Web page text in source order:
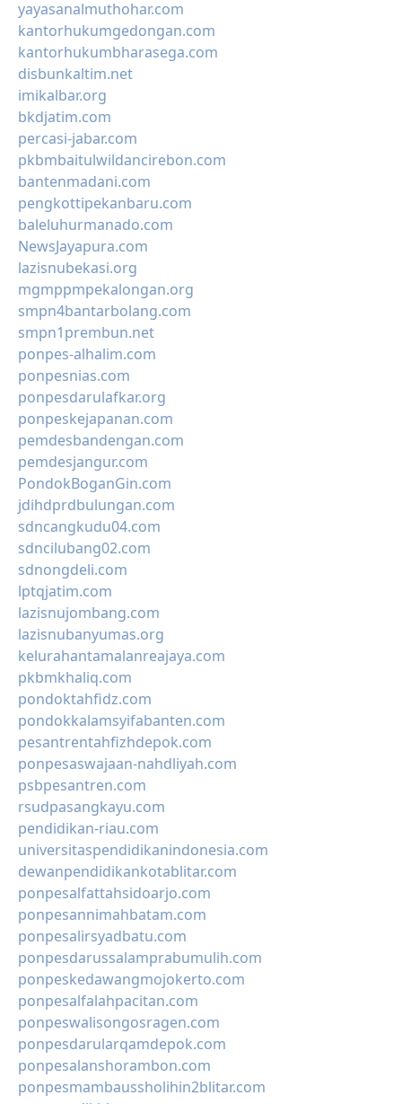
yayasanalmuthohar.com
kantorhukumgedongan.com
kantorhukumbharasega.com
disbunkaltim.net
imikalbar.org
bkdjatim.com
percasi-jabar.com
pkbmbaitulwildancirebon.com
bantenmadani.com
pengkottipekanbaru.com
baleluhurmanado.com
NewsJayapura.com
lazisnubekasi.org
mgmppmpekalongan.org
smpn4bantarbolang.com
smpn1prembun.net
ponpes-alhalim.com
ponpesnias.com
ponpesdarulafkar.org
ponpeskejapanan.com
pemdesbandengan.com
pemdesjangur.com
PondokBoganGin.com
jdihdprdbulungan.com
sdncangkudu04.com
sdncilubang02.com
sdnongdeli.com
lptqjatim.com
lazisnujombang.com
lazisnubanyumas.org
kelurahantamalanreajaya.com
pkbmkhaliq.com
pondoktahfidz.com
pondokkalamsyifabanten.com
pesantrentahfizhdepok.com
ponpesaswajaan-nahdliyah.com
psbpesantren.com
rsudpasangkayu.com
pendidikan-riau.com
universitaspendidikanindonesia.com
dewanpendidikankotablitar.com
ponpesalfattahsidoarjo.com
ponpesannimahbatam.com
ponpesalirsyadbatu.com
ponpesdarussalamprabumulih.com
ponpeskedawangmojokerto.com
ponpesalfalahpacitan.com
ponpeswalisongosragen.com
ponpesdarularqamdepok.com
ponpesalanshorambon.com
ponpesmambaussholihin2blitar.com